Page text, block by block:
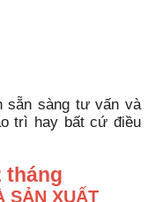
sẵn sàng tư vấn và
trì hay bất cứ điều
tháng
SẢN XUẤT